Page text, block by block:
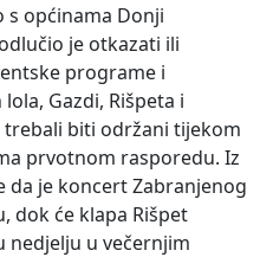
s općinama Donji
je otkazati ili
programe i
Gazdi, Rišpeta i
biti održani tijekom
prvotnom rasporedu. Iz
da je koncert Zabranjenog
dok će klapa Rišpet
nedjelju u večernjim